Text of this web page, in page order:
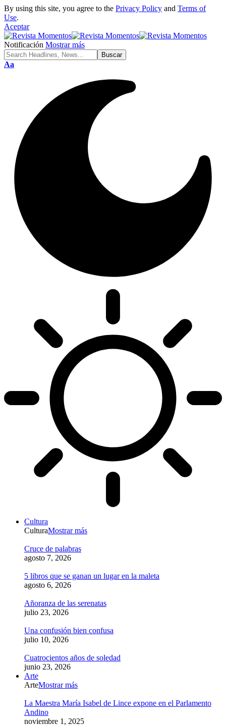
By using this site, you agree to the Privacy Policy and Terms of
Use.
Aceptar
Notificación Mostrar más
Ajustador
Aa
Cultura
CulturaMostrar más
Cruce de palabras
agosto 7, 2026
5 libros que se ganan un lugar en la maleta
agosto 6, 2026
Añoranza de las serenatas
julio 23, 2026
Una confusión bien confusa
julio 10, 2026
Cuatrocientos años de soledad
junio 23, 2026
Arte
ArteMostrar más
La Maestra María Isabel de Lince expone en el Parlamento
Andino
noviembre 1, 2025